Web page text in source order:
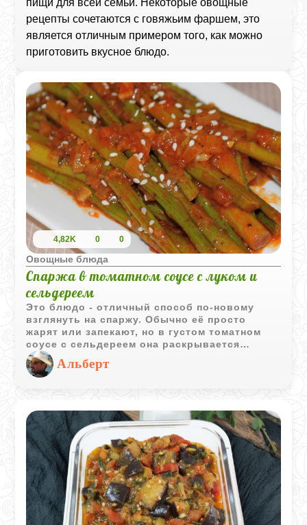
пищи для всей семьи. Некоторые овощные
рецепты сочетаются с говяжьим фаршем, это
является отличным примером того, как можно
приготовить вкусное блюдо.
4,82K 0 0
Овощные блюда
Спаржа в томатном соусе с луком и
сельдереем
Это блюдо - отличный способ по-новому
взглянуть на спаржу. Обычно её просто
жарят или запекают, но в густом томатном
соусе с сельдереем она раскрывается
совсем иначе. Получается такая сочная,
пряная закуска, которая хороша и как гарнир
к мясу, и сама по себе. Готовится всё
достаточно быстро, а на столе выглядит
можно есть и холодной, как овощную закуску
- вкус от этого только выигрывает.
Альберт